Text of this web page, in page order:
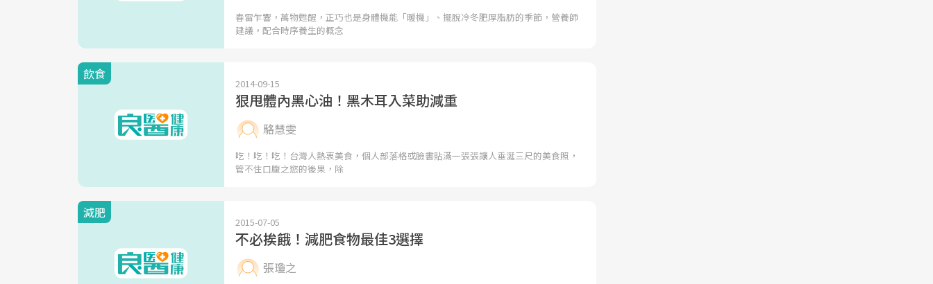
春雷乍響，萬物甦醒，正巧也是身體機能「暖機」、擺脫冷冬肥厚脂肪的季節，營養師
建議，配合時序養生的概念
飲食
2014-09-15
狠甩體內黑心油！黑木耳入菜助減重
駱慧雯
吃！吃！吃！台灣人熱衷美食，個人部落格或臉書貼滿一張張讓人垂涎三尺的美食照，
管不住口腹之慾的後果，除
減肥
2015-07-05
不必挨餓！減肥食物最佳3選擇
張瓊之